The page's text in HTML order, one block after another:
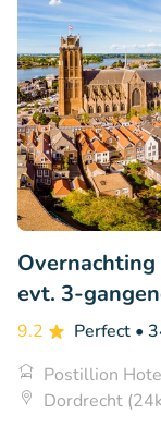
evt. 3-
9.2 Perfect •
Postillion
Dordrecht